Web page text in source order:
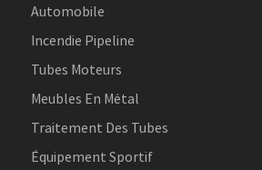
Automobile
Incendie Pipeline
Tubes Moteurs
Meubles En Métal
Traitement Des Tubes
Équipement Sportif